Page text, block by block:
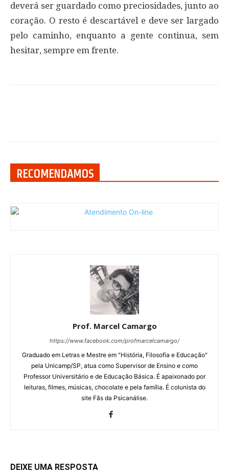
deverá ser guardado como preciosidades, junto ao
coração. O resto é descartável e deve ser largado
pelo caminho, enquanto a gente continua, sem
hesitar, sempre em frente.
RECOMENDAMOS
Prof. Marcel Camargo
https://www.facebook.com/profmarcelcamargo/
Graduado em Letras e Mestre em "História, Filosofia e Educação"
pela Unicamp/SP, atua como Supervisor de Ensino e como
Professor Universitário e de Educação Básica. É apaixonado por
leituras, filmes, músicas, chocolate e pela família. É colunista do
site Fãs da Psicanálise.
DEIXE UMA RESPOSTA